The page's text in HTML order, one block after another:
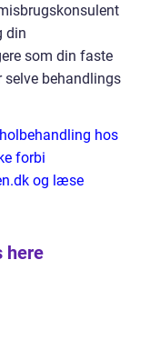
din
som din faste
selve behandlings
hos
forbi
og læse
here